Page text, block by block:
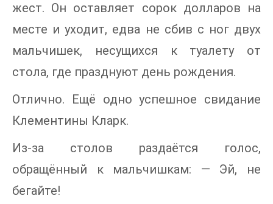
жест. Он оставляет сорок долларов на
месте и уходит, едва не сбив с ног двух
мальчишек, несущихся к туалету от
стола, где празднуют день рождения.
Отлично. Ещё одно успешное свидание
Клементины Кларк.
Из-за столов раздаётся голос,
обращённый к мальчишкам: — Эй, не
бегайте!